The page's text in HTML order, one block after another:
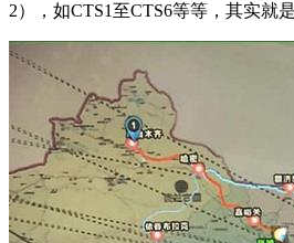
2），如CTS1至CTS6等等，其实就